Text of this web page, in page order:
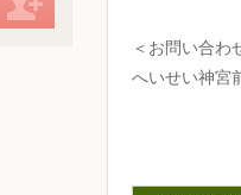
＜お問い合わ
へいせい神